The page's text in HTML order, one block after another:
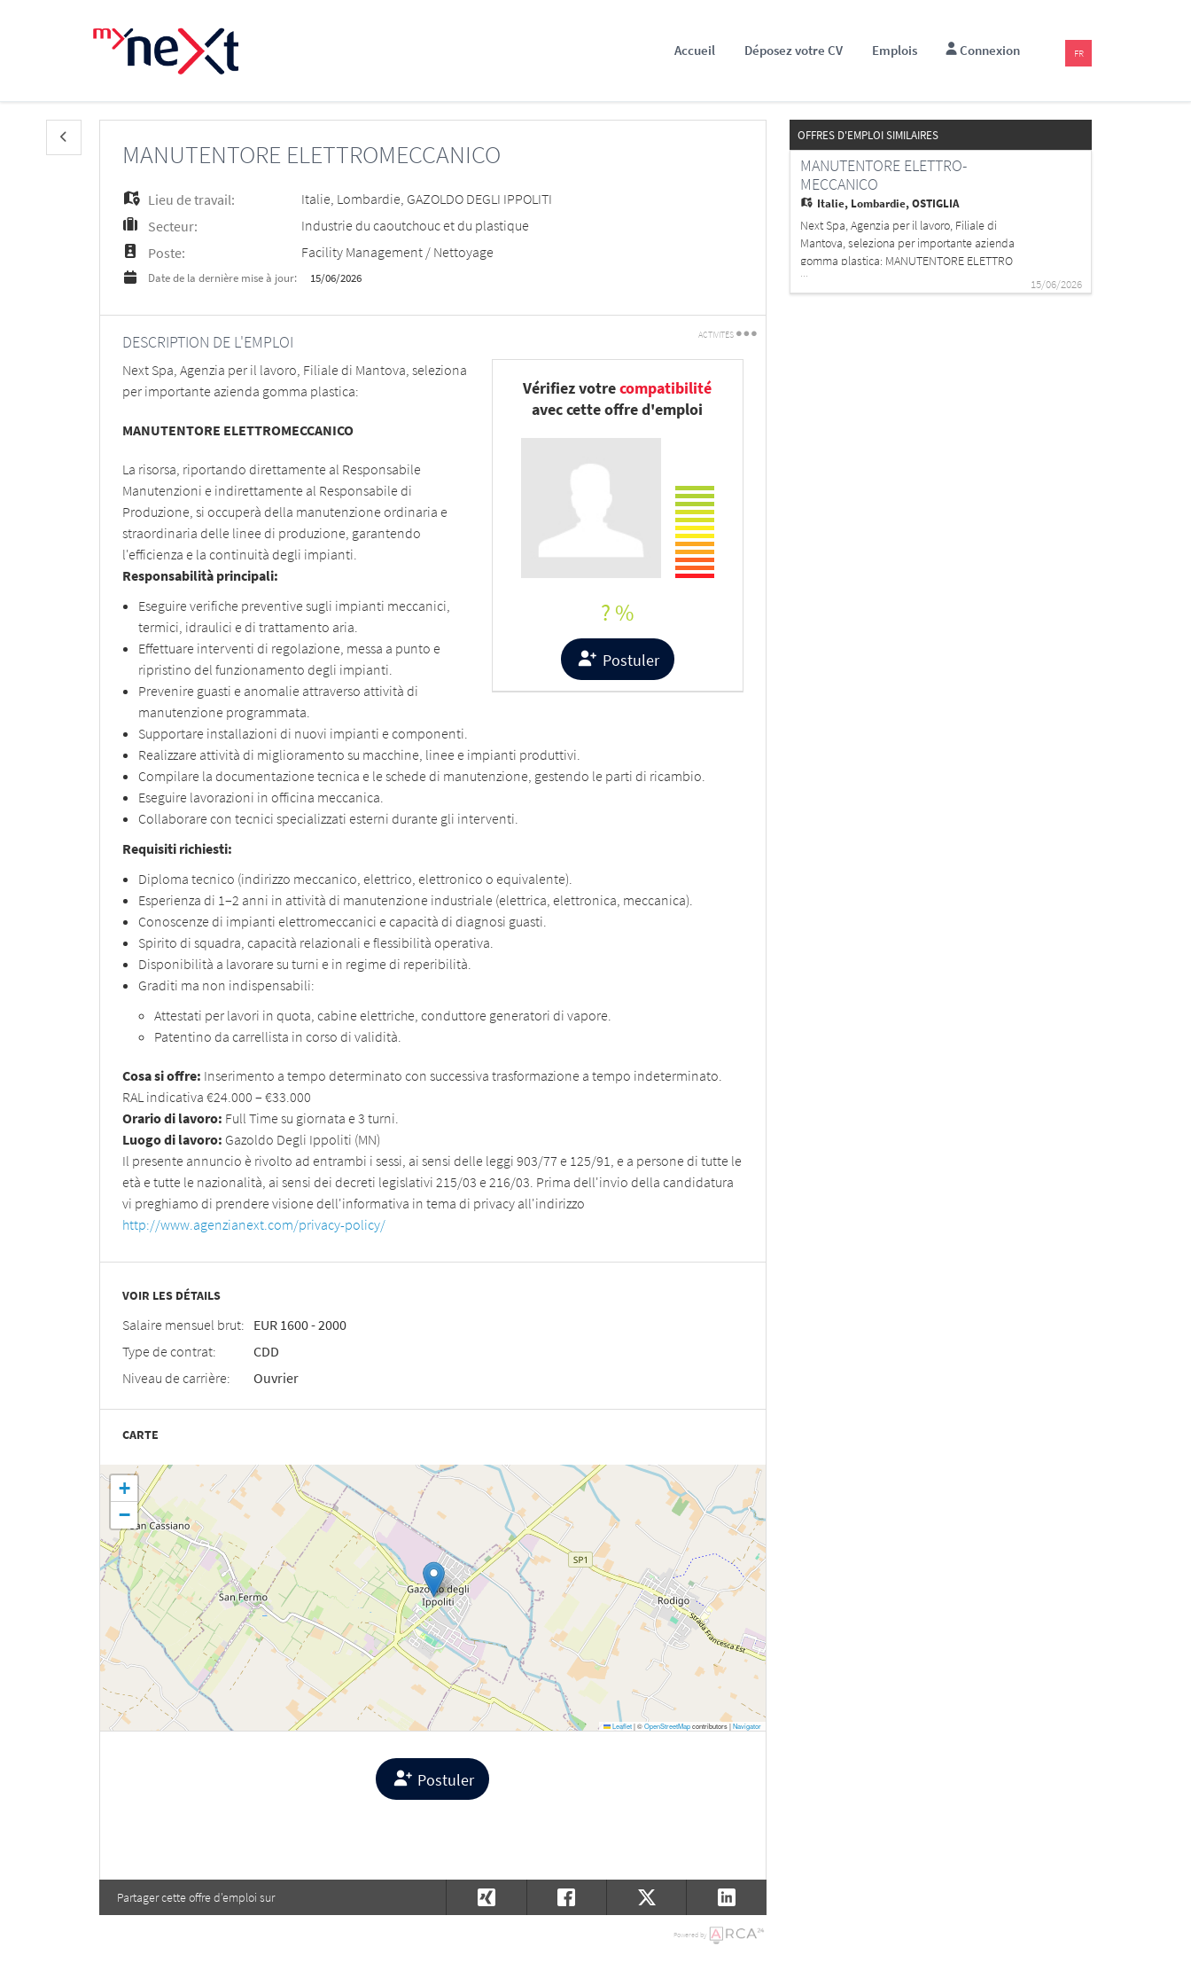
Accueil Déposez votre CV Emplois Connexion FR
MANUTENTORE ELETTROMECCANICO
Lieu de travail: Italie, Lombardie, GAZOLDO DEGLI IPPOLITI
Secteur:
Industrie du caoutchouc et du plastique
Poste:
Facility Management / Nettoyage
Date de la dernière mise à jour: 15/06/2026
ACTIVITÉS
Imprimez
Dites-le à un ami
DESCRIPTION DE L'EMPLOI
Vérifiez votrecompatibilité
avec cette offre d'emploi
? %
Postuler
Next Spa, Agenzia per il lavoro, Filiale di Mantova, seleziona
per importante azienda gomma plastica:
MANUTENTORE ELETTROMECCANICO
La risorsa, riportando direttamente al Responsabile
Manutenzioni e indirettamente al Responsabile di
Produzione, si occuperà della manutenzione ordinaria e
straordinaria delle linee di produzione, garantendo
l'efficienza e la continuità degli impianti.
Responsabilità principali:
Eseguire verifiche preventive sugli impianti meccanici,
termici, idraulici e di trattamento aria.
Effettuare interventi di regolazione, messa a punto e
ripristino del funzionamento degli impianti.
Prevenire guasti e anomalie attraverso attività di
manutenzione programmata.
Supportare installazioni di nuovi impianti e componenti.
Realizzare attività di miglioramento su macchine, linee e impianti produttivi.
Compilare la documentazione tecnica e le schede di manutenzione, gestendo le parti di ricambio.
Eseguire lavorazioni in officina meccanica.
Collaborare con tecnici specializzati esterni durante gli interventi.
Requisiti richiesti:
Diploma tecnico (indirizzo meccanico, elettrico, elettronico o equivalente).
Esperienza di 1–2 anni in attività di manutenzione industriale (elettrica, elettronica, meccanica).
Conoscenze di impianti elettromeccanici e capacità di diagnosi guasti.
Spirito di squadra, capacità relazionali e flessibilità operativa.
Disponibilità a lavorare su turni e in regime di reperibilità.
Graditi ma non indispensabili:
Attestati per lavori in quota, cabine elettriche, conduttore generatori di vapore.
Patentino da carrellista in corso di validità.
Cosa si offre: Inserimento a tempo determinato con successiva trasformazione a tempo indeterminato.
RAL indicativa €24.000 – €33.000
Orario di lavoro: Full Time su giornata e 3 turni.
Luogo di lavoro: Gazoldo Degli Ippoliti (MN)
Il presente annuncio è rivolto ad entrambi i sessi, ai sensi delle leggi 903/77 e 125/91, e a persone di tutte le
età e tutte le nazionalità, ai sensi dei decreti legislativi 215/03 e 216/03. Prima dell'invio della candidatura
vi preghiamo di prendere visione dell'informativa in tema di privacy all'indirizzo
http://www.agenzianext.com/privacy-policy/
VOIR LES DÉTAILS
Salaire mensuel brut: EUR 1600-2000
Type de contrat:
CDD
Niveau de carrière:
Ouvrier
CARTE
+
−
Leaflet |©OpenStreetMapcontributors |Navigator
Postuler
Partager cette offre d'emploi sur
Powered by
OFFRES D'EMPLOI SIMILAIRES
MANUTENTORE ELETTRO-
MECCANICO
Italie, Lombardie, OSTIGLIA
Next Spa, Agenzia per il lavoro, Filiale di
Mantova, seleziona per importante azienda
gomma plastica: MANUTENTORE ELETTRO
MECCANICO La risorsa sarà responsabile della
manutenzione ordinaria e straordinaria di
15/06/2026